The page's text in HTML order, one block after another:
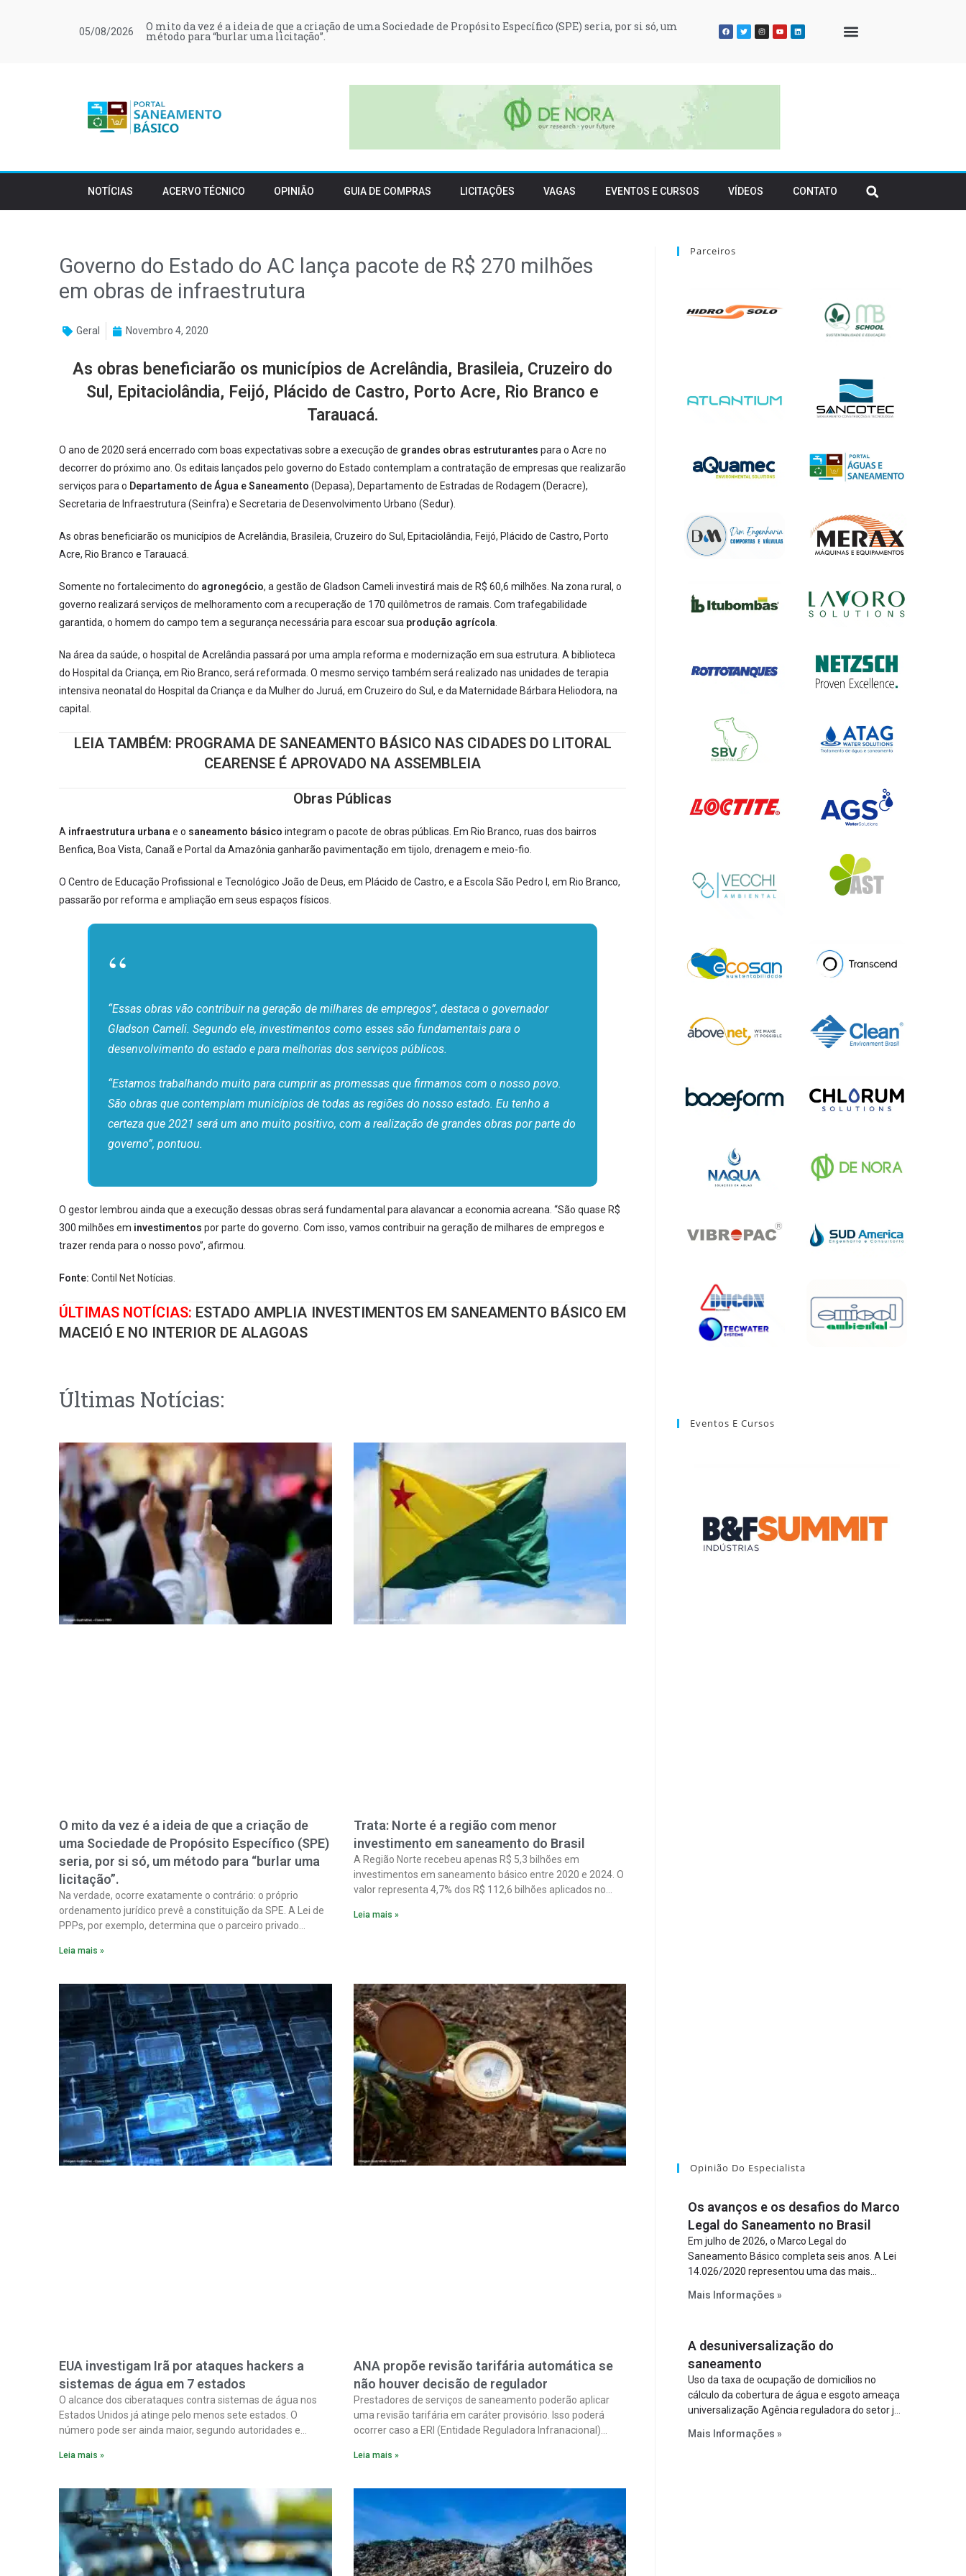
05/08/2026 O mito da vez é a ideia de que a criação de uma Sociedade de Propósito Específico (SPE) seria, por si só, um
método para “burlar uma licitação”.
NOTÍCIAS ACERVO TÉCNICO OPINIÃO GUIA DE COMPRAS LICITAÇÕES VAGAS EVENTOS E CURSOS VÍDEOS CONTATO
Governo do Estado do AC lança pacote de R$ 270 milhões
em obras de infraestrutura
Geral Novembro 4, 2020
As obras beneficiarão os municípios de Acrelândia, Brasileia, Cruzeiro do
Sul, Epitaciolândia, Feijó, Plácido de Castro, Porto Acre, Rio Branco e
Tarauacá.
O ano de 2020 será encerrado com boas expectativas sobre a execução de grandes obras estruturantes para o Acre no
decorrer do próximo ano. Os editais lançados pelo governo do Estado contemplam a contratação de empresas que realizarão
serviços para o Departamento de Água e Saneamento (Depasa), Departamento de Estradas de Rodagem (Deracre),
Secretaria de Infraestrutura (Seinfra) e Secretaria de Desenvolvimento Urbano (Sedur).
As obras beneficiarão os municípios de Acrelândia, Brasileia, Cruzeiro do Sul, Epitaciolândia, Feijó, Plácido de Castro, Porto
Acre, Rio Branco e Tarauacá.
Somente no fortalecimento do agronegócio, a gestão de Gladson Cameli investirá mais de R$ 60,6 milhões. Na zona rural, o
governo realizará serviços de melhoramento com a recuperação de 170 quilômetros de ramais. Com trafegabilidade
garantida, o homem do campo tem a segurança necessária para escoar sua produção agrícola
Na área da saúde, o hospital de Acrelândia passará por uma ampla reforma e modernização em sua estrutura. A biblioteca
do Hospital da Criança, em Rio Branco, será reformada. O mesmo serviço também será realizado nas unidades de terapia
intensiva neonatal do Hospital da Criança e da Mulher do Juruá, em Cruzeiro do Sul, e da Maternidade Bárbara Heliodora, na
capital.
LEIA TAMBÉM: PROGRAMA DE SANEAMENTO BÁSICO NAS CIDADES DO LITORAL
CEARENSE É APROVADO NA ASSEMBLEIA
Obras Públicas
A infraestrutura urbana e o saneamento básico integram o pacote de obras públicas. Em Rio Branco, ruas dos bairros
Benfica, Boa Vista, Canaã e Portal da Amazônia ganharão pavimentação em tijolo, drenagem e meio-fio.
O Centro de Educação Profissional e Tecnológico João de Deus, em Plácido de Castro, e a Escola São Pedro I, em Rio Branco,
passarão por reforma e ampliação em seus espaços físicos.
“Essas obras vão contribuir na geração de milhares de empregos”, destaca o governador
Gladson Cameli. Segundo ele, investimentos como esses são fundamentais para o
desenvolvimento do estado e para melhorias dos serviços públicos.
“Estamos trabalhando muito para cumprir as promessas que firmamos com o nosso povo.
São obras que contemplam municípios de todas as regiões do nosso estado. Eu tenho a
certeza que 2021 será um ano muito positivo, com a realização de grandes obras por parte do
governo”, pontuou.
O gestor lembrou ainda que a execução dessas obras será fundamental para alavancar a economia acreana. “São quase R$
300 milhões em investimentos por parte do governo. Com isso, vamos contribuir na geração de milhares de empregos e
trazer renda para o nosso povo”, afirmou.
Fonte: Contil Net Notícias.
ÚLTIMAS NOTÍCIAS: ESTADO AMPLIA INVESTIMENTOS EM SANEAMENTO BÁSICO EM
MACEIÓ E NO INTERIOR DE ALAGOAS
Últimas Notícias:
O mito da vez é a ideia de que a criação de
uma Sociedade de Propósito Específico (SPE)
seria, por si só, um método para “burlar uma
licitação”.
Na verdade, ocorre exatamente o contrário: o próprio
ordenamento jurídico prevê a constituição da SPE. A Lei de
PPPs, por exemplo, determina que o parceiro privado
empreendimento. Ou seja, a suposta “fraude à licitação” é
figura é facultativa e sujeita a uma escolha racional de
projeto a projeto.
Leia mais »
Trata: Norte é a região com menor
investimento em saneamento do Brasil
A Região Norte recebeu apenas R$ 5,3 bilhões em
investimentos em saneamento básico entre 2020 e 2024. O
valor representa 4,7% dos R$ 112,6 bilhões aplicados no
Trata Brasil em parceria com a GO Associados.
Leia mais »
EUA investigam Irã por ataques hackers a
sistemas de água em 7 estados
O alcance dos ciberataques contra sistemas de água nos
Estados Unidos já atinge pelo menos sete estados. O
número pode ser ainda maior, segundo autoridades e
para proteger o abastecimento de água do país contra uma
Leia mais »
ANA propõe revisão tarifária automática se
não houver decisão de regulador
Prestadores de serviços de saneamento poderão aplicar
uma revisão tarifária em caráter provisório. Isso poderá
ocorrer caso a ERI (Entidade Reguladora Infranacional)
de reequilíbrio econômico-financeiro decorrente de
Leia mais »
Parceiros
Eventos E Cursos
Opinião Do Especialista
Os avanços e os desafios do Marco
Legal do Saneamento no Brasil
Em julho de 2026, o Marco Legal do
Saneamento Básico completa seis anos. A Lei
14.026/2020 representou uma das mais
estabelecer metas claras para a
papel regulador da Agência Nacional de Águas
e Saneamento Básico (ANA) e criar
mecanismos voltados à segurança jurídica dos
contratos.
Mais Informações »
A desuniversalização do
saneamento
Uso da taxa de ocupação de domicílios no
cálculo da cobertura de água e esgoto ameaça
universalização Agência reguladora do setor já
de variável demográfica.
Mais Informações »